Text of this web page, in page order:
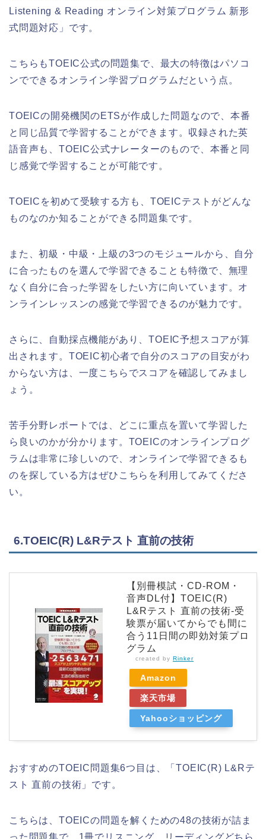
Listening & Reading オンライン対策プログラム 新形
式問題対応」です。
こちらもTOEIC公式の問題集で、最大の特徴はパソコ
ンでできるオンライン学習プログラムだという点。
TOEICの開発機関のETSが作成した問題なので、本番
と同じ品質で学習することができます。収録された英
語音声も、TOEIC公式ナレーターのもので、本番と同
じ感覚で学習することが可能です。
TOEICを初めて受験する方も、TOEICテストがどんな
ものなのか知ることができる問題集です。
また、初級・中級・上級の3つのモジュールから、自分
に合ったものを選んで学習できることも特徴で、無理
なく自分に合った学習をしたい方に向いています。オ
ンラインレッスンの感覚で学習できるのが魅力です。
さらに、自動採点機能があり、TOEIC予想スコアが算
出されます。TOEIC初心者で自分のスコアの目安がわ
からない方は、一度こちらでスコアを確認してみまし
ょう。
苦手分野レポートでは、どこに重点を置いて学習した
ら良いのかが分かります。TOEICのオンラインプログ
ラムは非常に珍しいので、オンラインで学習できるも
のを探している方はぜひこちらを利用してみてくださ
い。
6.TOEIC(R) L&Rテスト 直前の技術
【別冊模試・CD-ROM・
音声DL付】TOEIC(R)
L&Rテスト 直前の技術-受
験票が届いてからでも間に
合う11日間の即効対策プロ
グラム
created by Rinker
Amazon
楽天市場
Yahooショッピング
おすすめのTOEIC問題集6つ目は、「TOEIC(R) L&Rテ
スト 直前の技術」です。
こちらは、TOEICの問題を解くための48の技術が詰ま
った問題集で、1冊でリスニング、リーディングどちら